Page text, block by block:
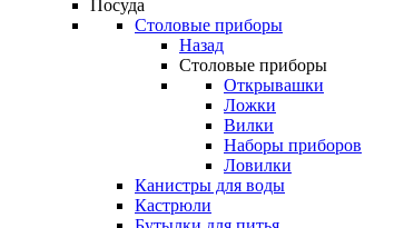
Посуда
Столовые приборы
Назад
Столовые приборы
Открывашки
Ложки
Вилки
Наборы приборов
Ловилки
Канистры для воды
Кастрюли